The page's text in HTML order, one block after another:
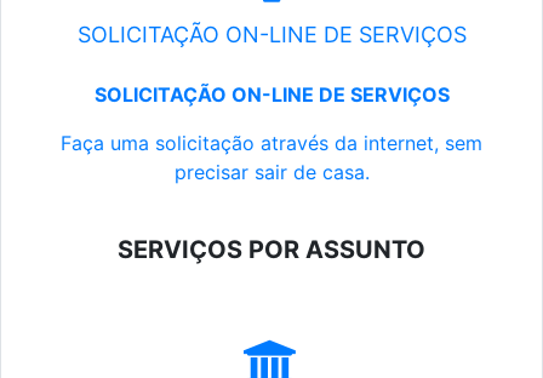
SOLICITAÇÃO ON-LINE DE SERVIÇOS
SOLICITAÇÃO ON-LINE DE SERVIÇOS
Faça uma solicitação através da internet, sem
precisar sair de casa.
SERVIÇOS POR ASSUNTO